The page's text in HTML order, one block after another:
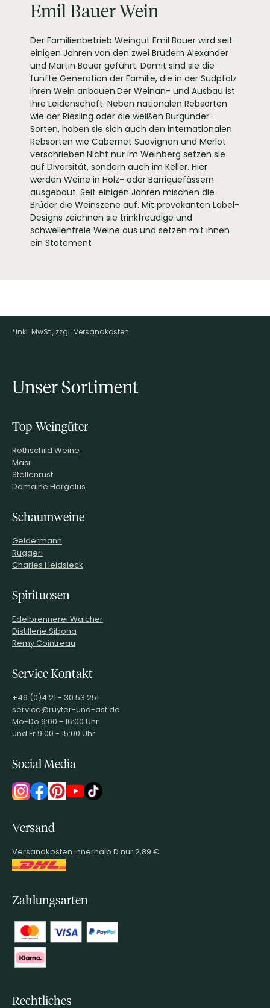
4260213812043
ARTIKELNUMMER
106213
Emil Bauer Wein
Der Familienbetrieb Weingut Emil Bauer wird seit
einigen Jahren von den zwei Brüdern Alexander
und Martin Bauer geführt. Damit sind sie die
fünfte Generation der Familie, die in der Südpfalz
ihren Wein anbauen.Der Weinan- und Ausbau ist
ihre Leidenschaft. Neben nationalen Rebsorten
wie der Riesling oder die weißen Burgunder-
Sorten, haben sie sich auch den internationalen
Rebsorten wie Cabernet Suavignon und Merlot
verschrieben.Nicht nur im Weinberg setzen sie
auf Diversität, sondern auch im Keller. Hier
werden Weine in Holz- oder Barriquefässern
ausgebaut. Seit einigen Jahren mischen die
Brüder die Weinszene auf. Mit provokanten Label-
Designs zeichnen sie trinkfreudige und
schwellenfreie Weine aus und setzen mit ihnen
ein Statement
Footer-Menü
*inkl. MwSt., zzgl. Versandkosten
Unser Sortiment
Top-Weingüter
Rothschild Weine
Masi
Stellenrust
Domaine Horgelus
Schaumweine
Geldermann
Ruggeri
Charles Heidsieck
Spirituosen
Edelbrennerei Walcher
Distillerie Sibona
Remy Cointreau
Service Kontakt
+49 (0)4 21 - 30 53 251
service@ruyter-und-ast.de
Mo-Do 9:00 - 16:00 Uhr
und Fr 9:00 - 15:00 Uhr
Social Media
Versand
Versandkosten innerhalb D nur 2,89 €
Zahlungsarten
Rechtliches